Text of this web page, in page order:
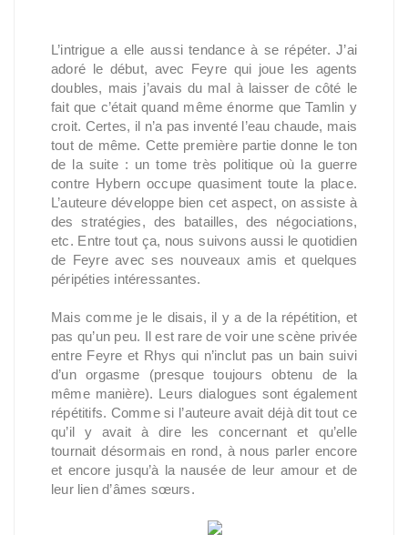
L’intrigue a elle aussi tendance à se répéter. J’ai
adoré le début, avec Feyre qui joue les agents
doubles, mais j’avais du mal à laisser de côté le
fait que c’était quand même énorme que Tamlin y
croit. Certes, il n’a pas inventé l’eau chaude, mais
tout de même. Cette première partie donne le ton
de la suite : un tome très politique où la guerre
contre Hybern occupe quasiment toute la place.
L’auteure développe bien cet aspect, on assiste à
des stratégies, des batailles, des négociations,
etc. Entre tout ça, nous suivons aussi le quotidien
de Feyre avec ses nouveaux amis et quelques
péripéties intéressantes.
Mais comme je le disais, il y a de la répétition, et
pas qu’un peu. Il est rare de voir une scène privée
entre Feyre et Rhys qui n’inclut pas un bain suivi
d’un orgasme (presque toujours obtenu de la
même manière). Leurs dialogues sont également
répétitifs. Comme si l’auteure avait déjà dit tout ce
qu’il y avait à dire les concernant et qu’elle
tournait désormais en rond, à nous parler encore
et encore jusqu’à la nausée de leur amour et de
leur lien d’âmes sœurs.